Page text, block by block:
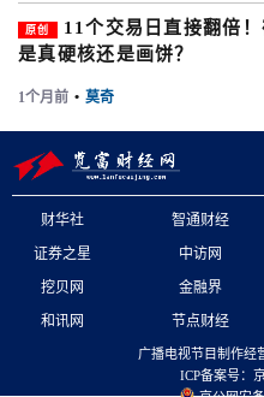
原创
11个交易日直接翻倍
是真硬核还是画饼？
1个月前 • 莫奇
财华社 智通财经
证券之星
中访网
挖贝网
金融界
和讯网
节点财经
广播电视节目制作经
ICP备案号：